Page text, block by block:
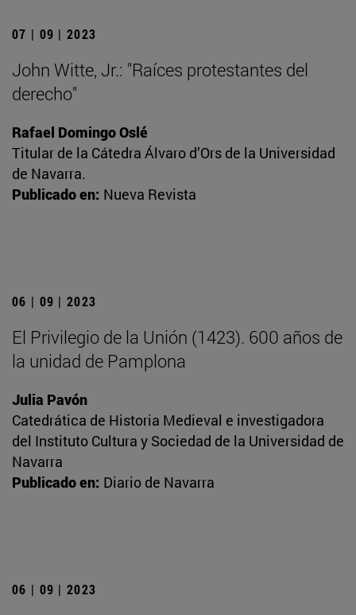
07 | 09 | 2023
John Witte, Jr.: "Raíces protestantes del
derecho"
Rafael Domingo Oslé
Titular de la Cátedra Álvaro d’Ors de la Universidad
de Navarra.
Publicado en: Nueva Revista
06 | 09 | 2023
El Privilegio de la Unión (1423). 600 años de
la unidad de Pamplona
Julia Pavón
Catedrática de Historia Medieval e investigadora
del Instituto Cultura y Sociedad de la Universidad de
Navarra
Publicado en: Diario de Navarra
06 | 09 | 2023